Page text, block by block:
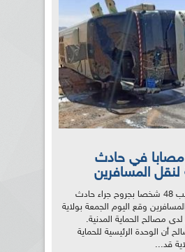
النعامة : 48 مصابا في حادث
لنقل المسافرين
أصيب 48 شخصا بجروح جراء حادث
وقع اليوم الجمعة بولاية
مصالح الحماية المدنية.
أن الوحدة الرئيسية للحماية
قد...